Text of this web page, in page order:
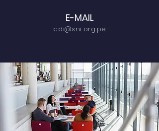
E-MAIL
cdi@sni.org.pe